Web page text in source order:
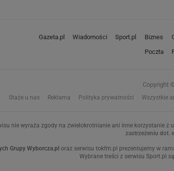
Gazeta.pl Wiadomości Sport.pl Biznes
Poczta
Copyright
Staże u nas Reklama Polityka prywatności Wszystkie
nie wyraża zgody na zwielokrotnianie ani inne korzystanie
zastrzeżeniu dot.
Grupy Wyborcza.pl oraz serwisu tokfm.pl prezentujemy w
Wybrane treści z serwisu Sport.pl